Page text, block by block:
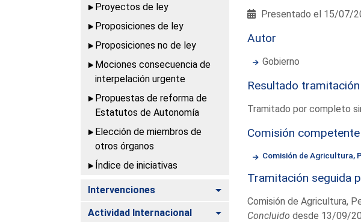
Proyectos de ley
Proposiciones de ley
Proposiciones no de ley
Mociones consecuencia de
interpelación urgente
Propuestas de reforma de
Estatutos de Autonomía
Elección de miembros de
otros órganos
Índice de iniciativas
Intervenciones Alternar
Actividad Internacional Alternar
Presentado el 15/07/
Autor
Gobierno
Resultado tramitación
Tramitado por completo
Comisión competente
Comisión de Agricultura,
Tramitación seguida
Comisión de Agricultura,
Concluido desde 13/09/